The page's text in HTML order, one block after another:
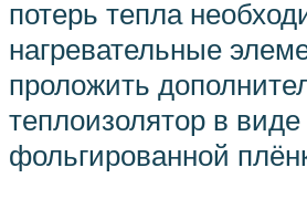
потерь тепла
нагревательные
проложить
теплоизолятор в виде
фольгированной